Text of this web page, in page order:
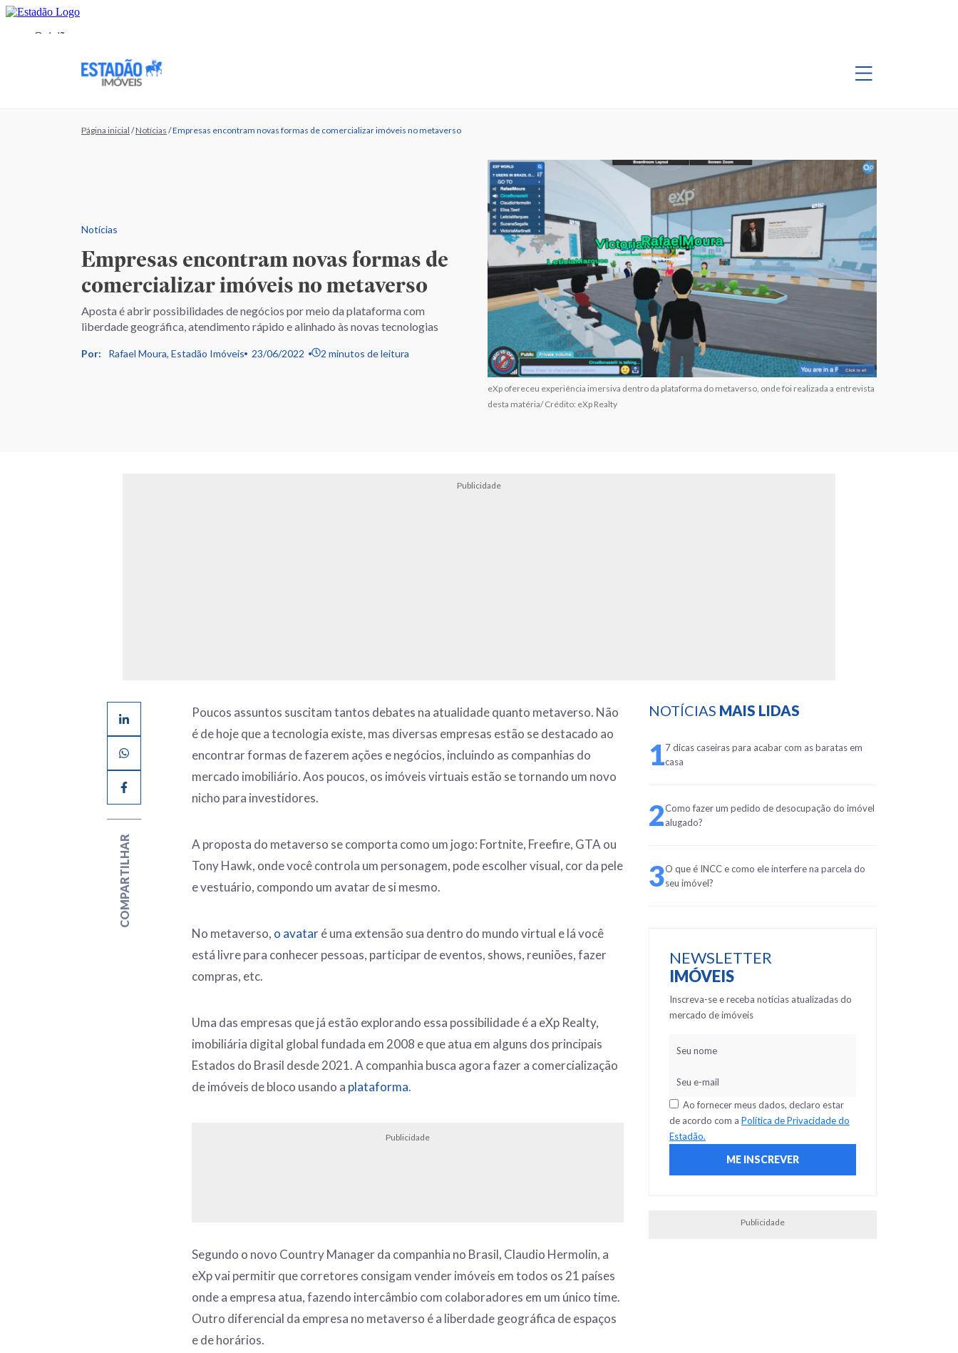
Página inicial /Notícias /Empresas encontram novas formas de comercializar imóveis no metaverso
Notícias
Empresas encontram novas formas de
comercializar imóveis no metaverso
Aposta é abrir possibilidades de negócios por meio da plataforma com
liberdade geográfica, atendimento rápido e alinhado às novas tecnologias
Por: Rafael Moura, Estadão Imóveis 23/06/2022 2 minutos de leitura
eXp ofereceu experiência imersiva dentro da plataforma do metaverso, onde foi realizada a entrevista
desta matéria/ Crédito: eXp Realty
Publicidade
COMPARTILHAR
Poucos assuntos suscitam tantos debates na atualidade quanto metaverso. Não
é de hoje que a tecnologia existe, mas diversas empresas estão se destacado ao
encontrar formas de fazerem ações e negócios, incluindo as companhias do
mercado imobiliário. Aos poucos, os imóveis virtuais estão se tornando um novo
nicho para investidores.
A proposta do metaverso se comporta como um jogo: Fortnite, Freefire, GTA ou
Tony Hawk, onde você controla um personagem, pode escolher visual, cor da pele
e vestuário, compondo um avatar de si mesmo.
No metaverso, o avataré uma extensão sua dentro do mundo virtual e lá você
está livre para conhecer pessoas, participar de eventos, shows, reuniões, fazer
compras, etc.
Uma das empresas que já estão explorando essa possibilidade é a eXp Realty,
imobiliária digital global fundada em 2008 e que atua em alguns dos principais
Estados do Brasil desde 2021. A companhia busca agora fazer a comercialização
de imóveis de bloco usando a plataforma.
Publicidade
Segundo o novo Country Manager da companhia no Brasil, Claudio Hermolin, a
eXp vai permitir que corretores consigam vender imóveis em todos os 21 países
onde a empresa atua, fazendo intercâmbio com colaboradores em um único time.
Outro diferencial da empresa no metaverso é a liberdade geográfica de espaços
e de horários.
NOTÍCIAS MAIS LIDAS
17 dicas caseiras para acabar com as baratas em
casa
2Como fazer um pedido de desocupação do imóvel
alugado?
3O que é INCC e como ele interfere na parcela do
seu imóvel?
NEWSLETTER
IMÓVEIS
Inscreva-se e receba notícias atualizadas do
mercado de imóveis
Ao fornecer meus dados, declaro estar
de acordo com a Política de Privacidade do
Estadão.
Publicidade